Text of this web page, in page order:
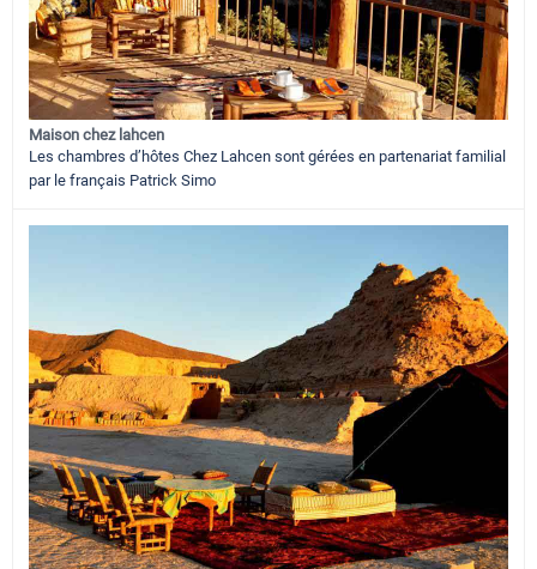
Maison chez lahcen
Les chambres d’hôtes Chez Lahcen sont gérées en partenariat familial
par le français Patrick Simo